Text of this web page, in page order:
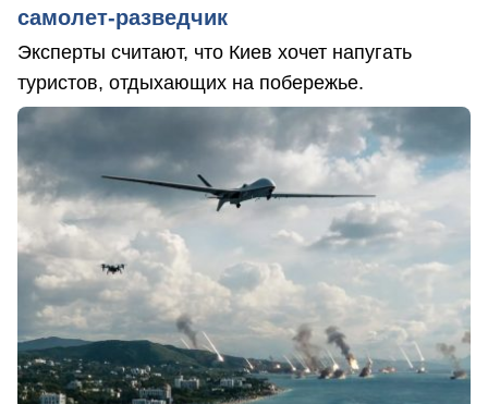
самолет-разведчик
Эксперты считают, что Киев хочет напугать
туристов, отдыхающих на побережье.